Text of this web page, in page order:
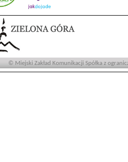
© Miejski Zakład Komunikacji Spółka z